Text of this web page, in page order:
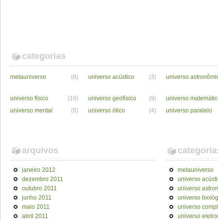
categorias
metauniverso (8) universo acústico (3) universo
universo físico (16) universo geofísico (9)
universo
universo mental
(5) universo ótico (4) universo paralelo
arquivos
janeiro 2012
dezembro 2011
outubro 2011
junho 2011
maio 2011
abril 2011
metauniverso
universo
universo
universo
universo
universo